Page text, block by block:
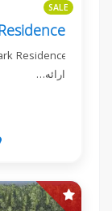
SALE
ارائه…